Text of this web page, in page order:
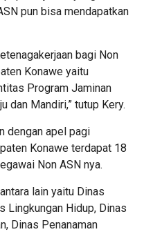
pun bisa mendapatkan
bagi Non
Konawe yaitu
Program Jaminan
dan Mandiri,” tutup Kery.
dengan apel pagi
Konawe terdapat 18
Non ASN nya.
lain yaitu Dinas
Lingkungan Hidup, Dinas
Dinas Penanaman